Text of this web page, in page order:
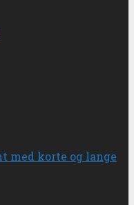
med korte og lange